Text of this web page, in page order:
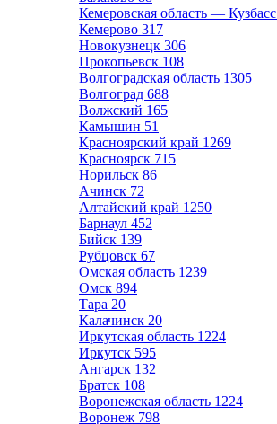
Кемеровская область — Кузбасс
Кемерово 317
Новокузнецк 306
Прокопьевск 108
Волгоградская область 1305
Волгоград 688
Волжский 165
Камышин 51
Красноярский край 1269
Красноярск 715
Норильск 86
Ачинск 72
Алтайский край 1250
Барнаул 452
Бийск 139
Рубцовск 67
Омская область 1239
Омск 894
Тара 20
Калачинск 20
Иркутская область 1224
Иркутск 595
Ангарск 132
Братск 108
Воронежская область 1224
Воронеж 798